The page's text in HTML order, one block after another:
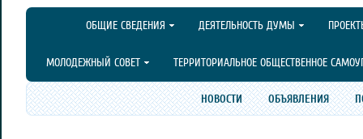
ОБЩИЕ СВЕДЕНИЯ ДЕЯТЕЛЬНОСТЬ ДУМЫ
МОЛОДЕЖНЫЙ СОВЕТ ТЕРРИТОРИАЛЬНОЕ ОБЩЕСТВЕННОЕ
НОВОСТИ ОБЪЯВЛЕНИЯ